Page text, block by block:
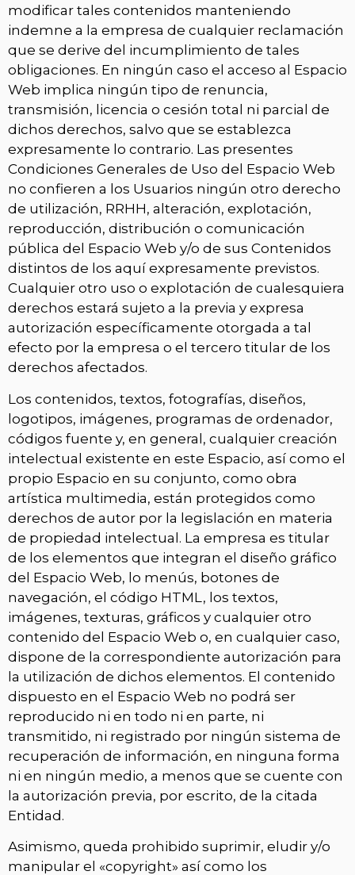
modificar tales contenidos manteniendo
indemne a la empresa de cualquier reclamación
que se derive del incumplimiento de tales
obligaciones. En ningún caso el acceso al Espacio
Web implica ningún tipo de renuncia,
transmisión, licencia o cesión total ni parcial de
dichos derechos, salvo que se establezca
expresamente lo contrario. Las presentes
Condiciones Generales de Uso del Espacio Web
no confieren a los Usuarios ningún otro derecho
de utilización, RRHH, alteración, explotación,
reproducción, distribución o comunicación
pública del Espacio Web y/o de sus Contenidos
distintos de los aquí expresamente previstos.
Cualquier otro uso o explotación de cualesquiera
derechos estará sujeto a la previa y expresa
autorización específicamente otorgada a tal
efecto por la empresa o el tercero titular de los
derechos afectados.
Los contenidos, textos, fotografías, diseños,
logotipos, imágenes, programas de ordenador,
códigos fuente y, en general, cualquier creación
intelectual existente en este Espacio, así como el
propio Espacio en su conjunto, como obra
artística multimedia, están protegidos como
derechos de autor por la legislación en materia
de propiedad intelectual. La empresa es titular
de los elementos que integran el diseño gráfico
del Espacio Web, lo menús, botones de
navegación, el código HTML, los textos,
imágenes, texturas, gráficos y cualquier otro
contenido del Espacio Web o, en cualquier caso,
dispone de la correspondiente autorización para
la utilización de dichos elementos. El contenido
dispuesto en el Espacio Web no podrá ser
reproducido ni en todo ni en parte, ni
transmitido, ni registrado por ningún sistema de
recuperación de información, en ninguna forma
ni en ningún medio, a menos que se cuente con
la autorización previa, por escrito, de la citada
Entidad.
Asimismo, queda prohibido suprimir, eludir y/o
manipular el «copyright» así como los